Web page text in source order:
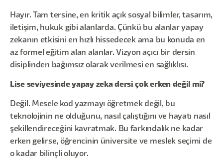
Hayır. Tam tersine, en kritik açık sosyal bilimler, tasarım,
iletişim, hukuk gibi alanlarda. Çünkü bu alanlar yapay
zekanın etkisini en hızlı hissedecek ama bu konuda en
az formel eğitim alan alanlar. Vizyon açıcı bir dersin
disiplinden bağımsız olarak verilmesi en sağlıklısı.
Lise seviyesinde yapay zeka dersi çok erken değil mi?
Değil. Mesele kod yazmayı öğretmek değil, bu
teknolojinin ne olduğunu, nasıl çalıştığını ve hayatı nasıl
şekillendireceğini kavratmak. Bu farkındalık ne kadar
erken gelirse, öğrencinin üniversite ve meslek seçimi de
o kadar bilinçli oluyor.